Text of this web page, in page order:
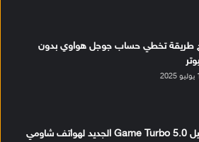
طريقة تخطي حساب جوجل هواوي بدون
تحميل Game Turbo 5.0 الجديد لهواتف شاومي